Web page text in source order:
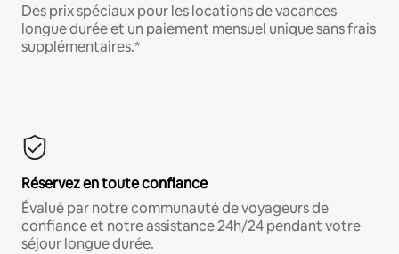
Des prix spéciaux pour les locations de vacances
longue durée et un paiement mensuel unique sans frais
supplémentaires.*
Réservez en toute confiance
Évalué par notre communauté de voyageurs de
confiance et notre assistance 24h/24 pendant votre
séjour longue durée.